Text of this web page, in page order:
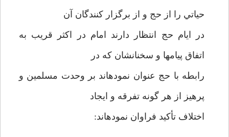
حياتي را از حج و از برگزار كنندگان آن
در ايام حج انتظار دارند امام در اكثر قريب به
اتفاق پيامها و سخنانشان كه در
رابطه با حج عنوان نموده­اند بر وحدت مسلمين و
پرهيز از هر گونه تفرقه و ايجاد
اختلاف تأكيد فراوان نموده­اند: